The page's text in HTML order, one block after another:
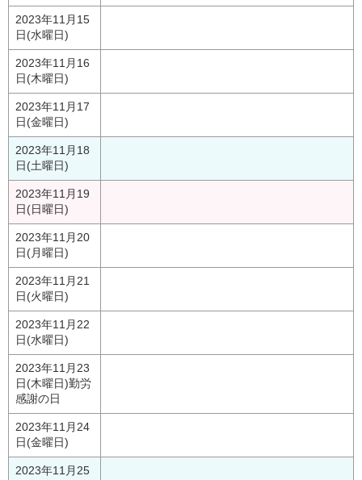
2023年11月15
日(水曜日)
2023年11月16
日(木曜日)
2023年11月17
日(金曜日)
2023年11月18
日(土曜日)
2023年11月19
日(日曜日)
2023年11月20
日(月曜日)
2023年11月21
日(火曜日)
2023年11月22
日(水曜日)
2023年11月23
日(木曜日)勤労
感謝の日
2023年11月24
日(金曜日)
2023年11月25